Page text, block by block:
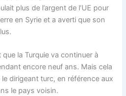
plus de l’argent de l’UE pour
en Syrie et a averti que son
la Turquie va continuer à
encore neuf ans. Mais cela
le dirigeant turc, en référence aux
le pays voisin.